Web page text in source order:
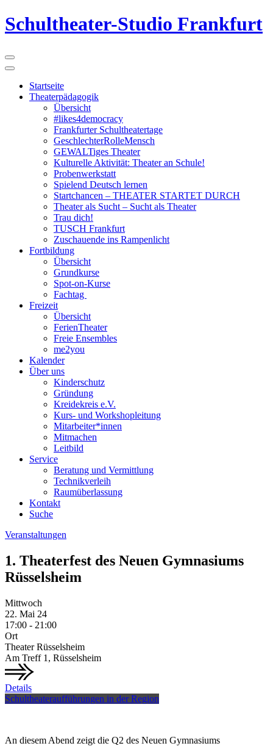
Schultheater-Studio Frankfurt
Startseite
Theaterpädagogik
Übersicht
#likes4democracy
Frankfurter Schultheatertage
GeschlechterRolleMensch
GEWALTiges Theater
Kulturelle Aktivität: Theater an Schule!
Probenwerkstatt
Spielend Deutsch lernen
Startchancen – THEATER STARTET DURCH
Theater als Sucht – Sucht als Theater
Trau dich!
TUSCH Frankfurt
Zuschauende ins Rampenlicht
Fortbildung
Übersicht
Grundkurse
Spot-on-Kurse
Fachtag
Freizeit
Übersicht
FerienTheater
Freie Ensembles
me2you
Kalender
Über uns
Kinderschutz
Gründung
Kreidekreis e.V.
Kurs- und Workshopleitung
Mitarbeiter*innen
Mitmachen
Leitbild
Service
Beratung und Vermittlung
Technikverleih
Raumüberlassung
Kontakt
Suche
Veranstaltungen
1. Theaterfest des Neuen Gymnasiums
Rüsselsheim
Mittwoch
22. Mai 24
17:00 - 21:00
Ort
Theater Rüsselsheim
Am Treff 1, Rüsselsheim
Details
Schultheateraufführungen in der Region
An diesem Abend zeigt die Q2 des Neuen Gymnasiums